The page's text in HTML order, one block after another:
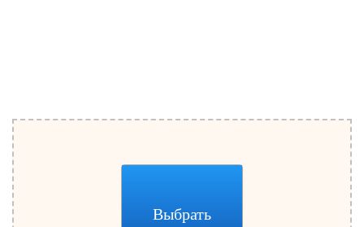
Выбрать